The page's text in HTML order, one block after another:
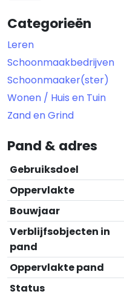
Categorieën
Leren
Schoonmaakbedrijven
Schoonmaaker(ster)
Wonen / Huis en Tuin
Zand en Grind
Pand & adres
Gebruiksdoel
Oppervlakte
Bouwjaar
Verblijfsobjecten in
pand
Oppervlakte pand
Status